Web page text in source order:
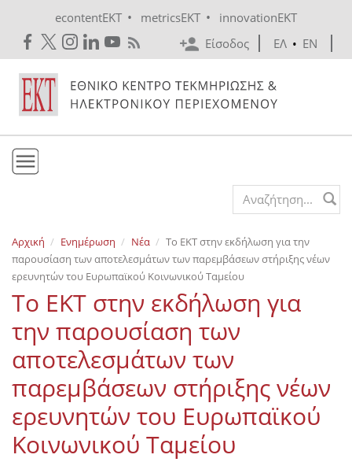
econtentEKT • metricsEKT •
innovationEKT
Είσοδος
ΕΛ • EN
Εκδόσεις
Ενημέρωση
Επικοινωνία
Search form
Αρχική Ενημέρωση Νέα
Το ΕΚΤ στην εκδήλωση για την
παρουσίαση των αποτελεσμάτων των παρεμβάσεων στήριξης νέων
ερευνητών του Ευρωπαϊκού Κοινωνικού Ταμείου
Το ΕΚΤ στην εκδήλωση για
την παρουσίαση των
αποτελεσμάτων των
παρεμβάσεων στήριξης νέων
ερευνητών του Ευρωπαϊκού
Κοινωνικού Ταμείου